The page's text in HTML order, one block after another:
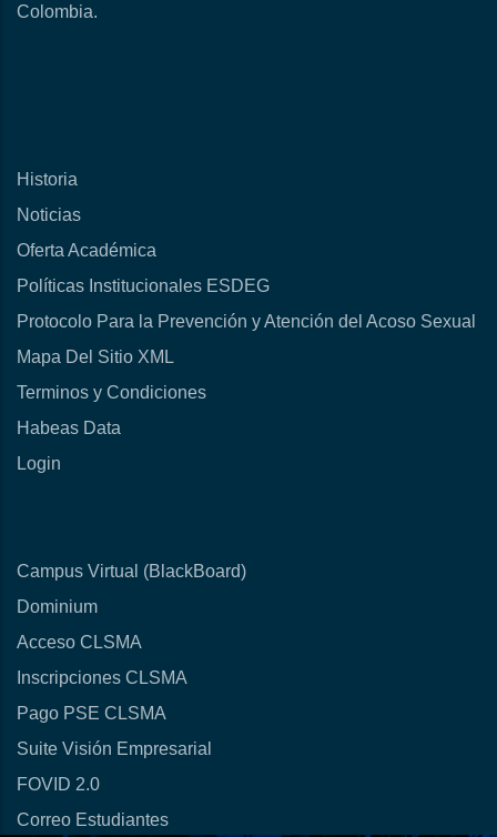
Colombia.
Historia
Noticias
Oferta Académica
Políticas Institucionales ESDEG
Protocolo Para la Prevención y Atención del Acoso Sexual
Mapa Del Sitio XML
Terminos y Condiciones
Habeas Data
Login
Campus Virtual (BlackBoard)
Dominium
Acceso CLSMA
Inscripciones CLSMA
Pago PSE CLSMA
Suite Visión Empresarial
FOVID 2.0
Correo Estudiantes